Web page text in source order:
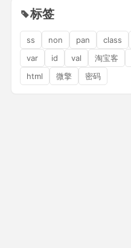
标签
ss non pan class
var
id val 淘宝客
html
微擎 密码